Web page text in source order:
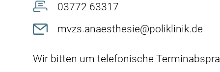
03772 63317
mvzs.anaesthesie@poliklinik.de
Wir bitten um telefonische